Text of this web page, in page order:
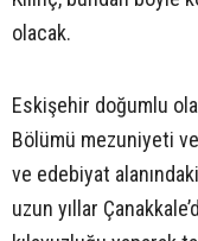
olacak.
Eskişehir doğumlu
Bölümü mezuniyeti
ve edebiyat alanındaki
uzun yıllar